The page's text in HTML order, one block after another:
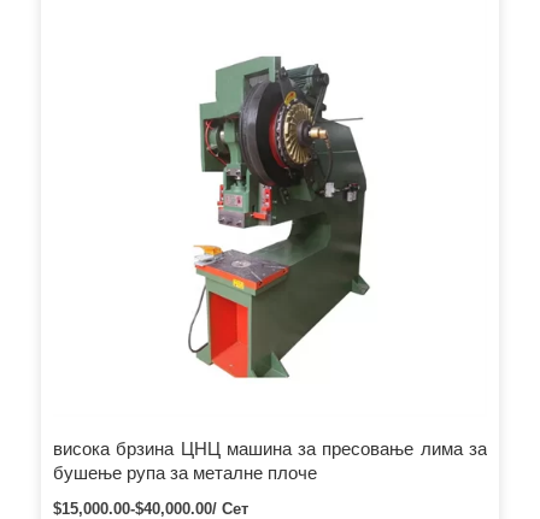
висока брзина ЦНЦ машина за пресовање лима за
бушење рупа за металне плоче
$15,000.00-$40,000.00/ Сет